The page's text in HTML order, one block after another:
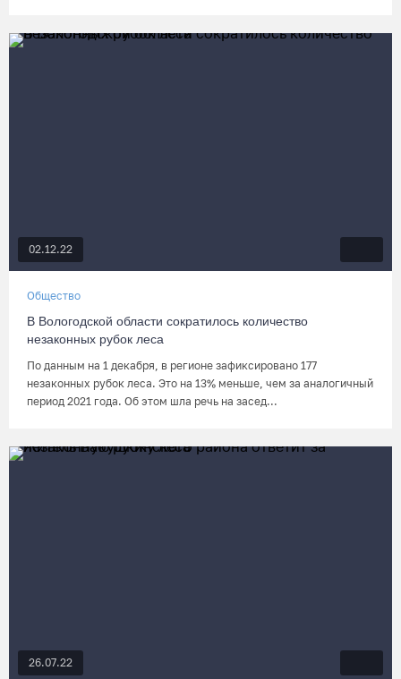
02.12.22
Общество
В Вологодской области сократилось количество
незаконных рубок леса
По данным на 1 декабря, в регионе зафиксировано 177
незаконных рубок леса. Это на 13% меньше, чем за аналогичный
период 2021 года. Об этом шла речь на засед...
26.07.22